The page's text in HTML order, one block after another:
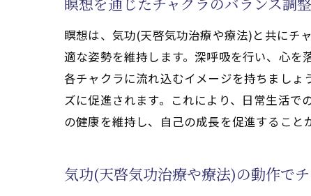
精神的安定をもたら
身体の健康を維持す
ストレス軽減に役立
気功(天啓気功治療
気功(天啓気功治療や療法
気功(天啓気功治療や
瞑想は、気功(天啓気功治療や療法)と共にチ
適な姿勢を維持します。深呼吸を行い、心
各チャクラに流れ込むイメージを持ちまし
ズに促進されます。これにより、日常生活
の健康を維持し、自己の成長を促進すること
気功(天啓気功治療や療法)の動作で